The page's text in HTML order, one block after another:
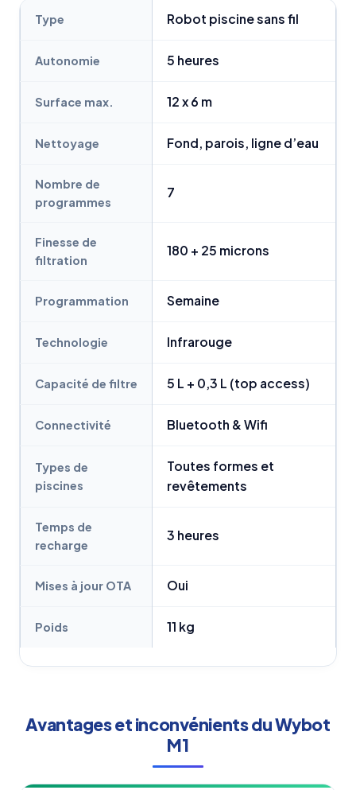
Type Robot piscine sans fil
Autonomie 5 heures
Surface max. 12 x 6 m
Nettoyage Fond, parois, ligne d’eau
Nombre de
programmes
7
Finesse de
filtration
180 + 25 microns
Programmation Semaine
Technologie Infrarouge
Capacité de filtre 5 L + 0,3 L (top access)
Connectivité Bluetooth & Wifi
Types de
piscines
Toutes formes et
revêtements
Temps de
recharge
3 heures
Mises à jour OTA Oui
Poids 11 kg
Avantages et inconvénients du Wybot
M1